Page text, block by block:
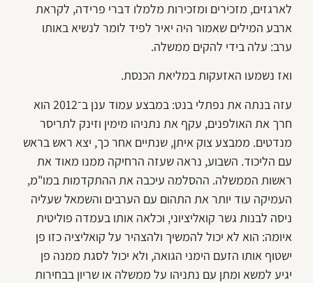
לארגזים, מזכירים ומזכירות מלמלו דברי פרידה, לקראת
ארבע המילים שאמור היה יאיר לפיד לומר לנשיא באותו
ערב: עלה בידי להקים ממשלה.
ואז נשמעו האזעקות במליאת הכנסת.
עזה בנתה את נפתלי בנט: במבצע עמוד ענן ב־2012 הוא
חרך את האולפנים, עקף את נתניהו מימין וזינק לתריסר
מנדטים. ממבצע צוק איתן, שנתיים אחר כך, יצא ראש בראש
עם הליכוד. השבוע, נראה שעזה הרחיקה ממנו מאוד את
ראשות הממשלה. ההסלמה עיכבה את ההתקדמות במו"מ,
העמיקה עוד יותר את התהום עם הערבים והשמאל שעליה
ניסה לבנות גשר קואליציוני, וכלאה אותו בעמדה פוליטית
איומה: הוא לא יכול להמשיך ולהצהיר על קואליציה כזו פן
ישטוף אותו הזעם הימני הגואה, ולא יכול לסגת ממנה פן
יגיע למשא ומתן עם נתניהו על ממשלה או שריון בבחירות